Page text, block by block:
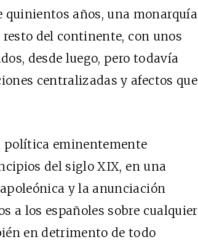
quinientos años, una monarquía
del continente, con unos
desde luego, pero todavía
centralizadas y afectos que
política eminentemente
del siglo XIX, en una
y la anunciación
a los españoles sobre cualquier
en detrimento de todo